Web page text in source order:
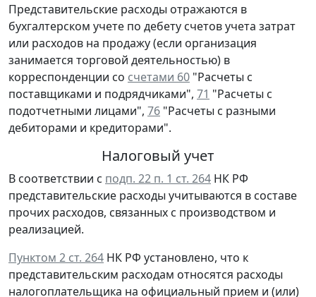
Представительские расходы отражаются в
бухгалтерском учете по дебету счетов учета затрат
или расходов на продажу (если организация
занимается торговой деятельностью) в
корреспонденции со счетами 60 "Расчеты с
поставщиками и подрядчиками", 71 "Расчеты с
подотчетными лицами", 76 "Расчеты с разными
дебиторами и кредиторами".
Налоговый учет
В соответствии с подп. 22 п. 1 ст. 264 НК РФ
представительские расходы учитываются в составе
прочих расходов, связанных с производством и
реализацией.
Пунктом 2 ст. 264 НК РФ установлено, что к
представительским расходам относятся расходы
налогоплательщика на официальный прием и (или)